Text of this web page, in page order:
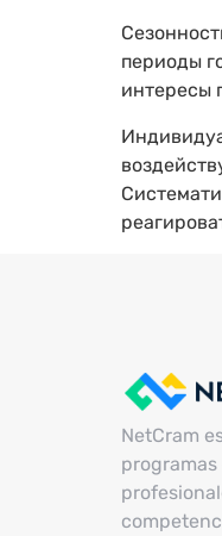
периоды
интересы
NetCram